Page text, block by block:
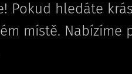
Pokud hledáte
místě.